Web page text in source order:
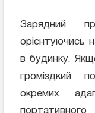
Зарядний
орієнтуючись
в будинку.
громіздкий
окремих